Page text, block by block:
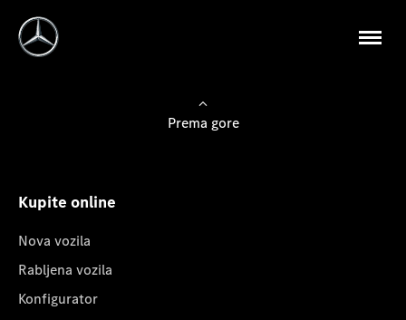
Prema gore
Kupite online
Nova vozila
Rabljena vozila
Konfigurator